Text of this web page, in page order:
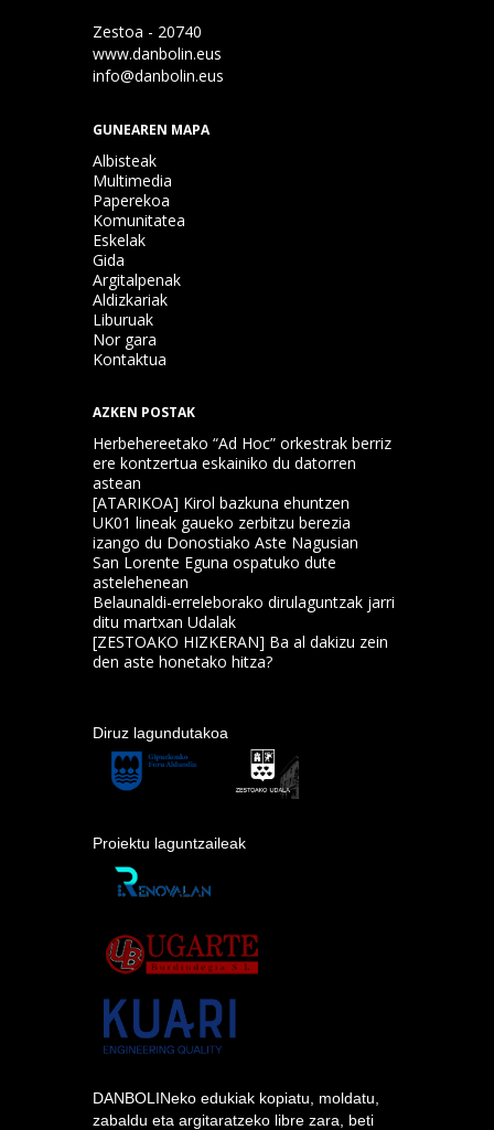
Zestoa - 20740
www.danbolin.eus
info@danbolin.eus
GUNEAREN MAPA
Albisteak
Multimedia
Paperekoa
Komunitatea
Eskelak
Gida
Argitalpenak
Aldizkariak
Liburuak
Nor gara
Kontaktua
AZKEN POSTAK
Herbehereetako “Ad Hoc” orkestrak berriz
ere kontzertua eskainiko du datorren
astean
[ATARIKOA] Kirol bazkuna ehuntzen
UK01 lineak gaueko zerbitzu berezia
izango du Donostiako Aste Nagusian
San Lorente Eguna ospatuko dute
astelehenean
Belaunaldi-erreleborako dirulaguntzak jarri
ditu martxan Udalak
[ZESTOAKO HIZKERAN] Ba al dakizu zein
den aste honetako hitza?
Diruz lagundutakoa
Proiektu laguntzaileak
DANBOLINeko edukiak kopiatu, moldatu,
zabaldu eta argitaratzeko libre zara, beti